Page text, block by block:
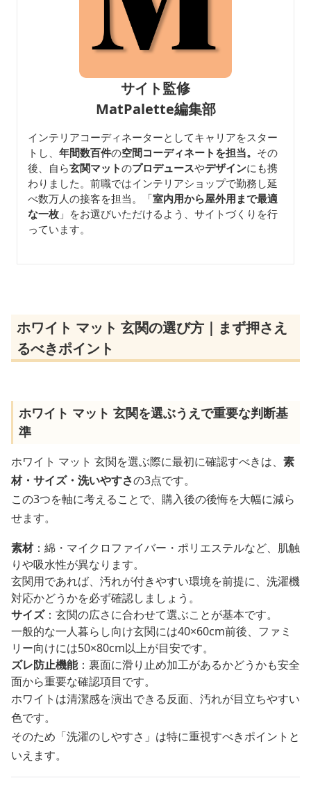
サイト監修
MatPalette編集部
インテリアコーディネーターとしてキャリアをスター
トし、 年間数百件の空間コーディネートを担当。 その
後、自ら玄関マットのプロデュースやデザインにも携
わりました。前職ではインテリアショップで勤務し延
べ数万人の接客を担当。「室内用から屋外用まで最適
な一枚 」をお選びいただけるよう、サイトづくりを行
っています。
ホワイト マット 玄関の選び方｜まず押さえ
るべきポイント
ホワイト マット 玄関を選ぶうえで重要な判断基
準
ホワイト マット 玄関を選ぶ際に最初に確認すべきは、 素
材・サイズ・洗いやすさの3点です。
この3つを軸に考えることで、購入後の後悔を大幅に減ら
せます。
素材：綿・マイクロファイバー・ポリエステルなど、肌触
りや吸水性が異なります。
玄関用であれば、汚れが付きやすい環境を前提に、洗濯機
対応かどうかを必ず確認しましょう。
サイズ：玄関の広さに合わせて選ぶことが基本です。
一般的な一人暮らし向け玄関には40×60cm前後、ファミ
リー向けには50×80cm以上が目安です。
ズレ防止機能：裏面に滑り止め加工があるかどうかも安全
面から重要な確認項目です。
ホワイトは清潔感を演出できる反面、汚れが目立ちやすい
色です。
そのため「洗濯のしやすさ」は特に重視すべきポイントと
いえます。